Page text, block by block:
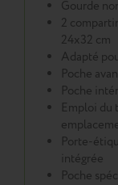
Gourde
2
24x32 cm
Adapté
Poche
Poche
Emploi du
Porte-
intégrée
Poche